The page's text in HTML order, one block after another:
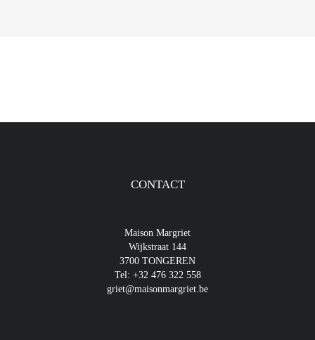
CONTACT
Maison Margriet
Wijkstraat 144
3700 TONGEREN
Tel: +32 476 322 558
griet@maisonmargriet.be